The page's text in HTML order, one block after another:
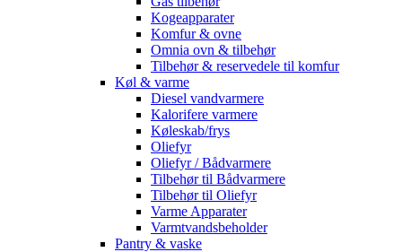
Kogeapparater
Komfur & ovne
Omnia ovn & tilbehør
Tilbehør & reservedele til komfur
Køl & varme
Diesel vandvarmere
Kalorifere varmere
Køleskab/frys
Oliefyr
Oliefyr / Bådvarmere
Tilbehør til Bådvarmere
Tilbehør til Oliefyr
Varme Apparater
Varmtvandsbeholder
Pantry & vaske